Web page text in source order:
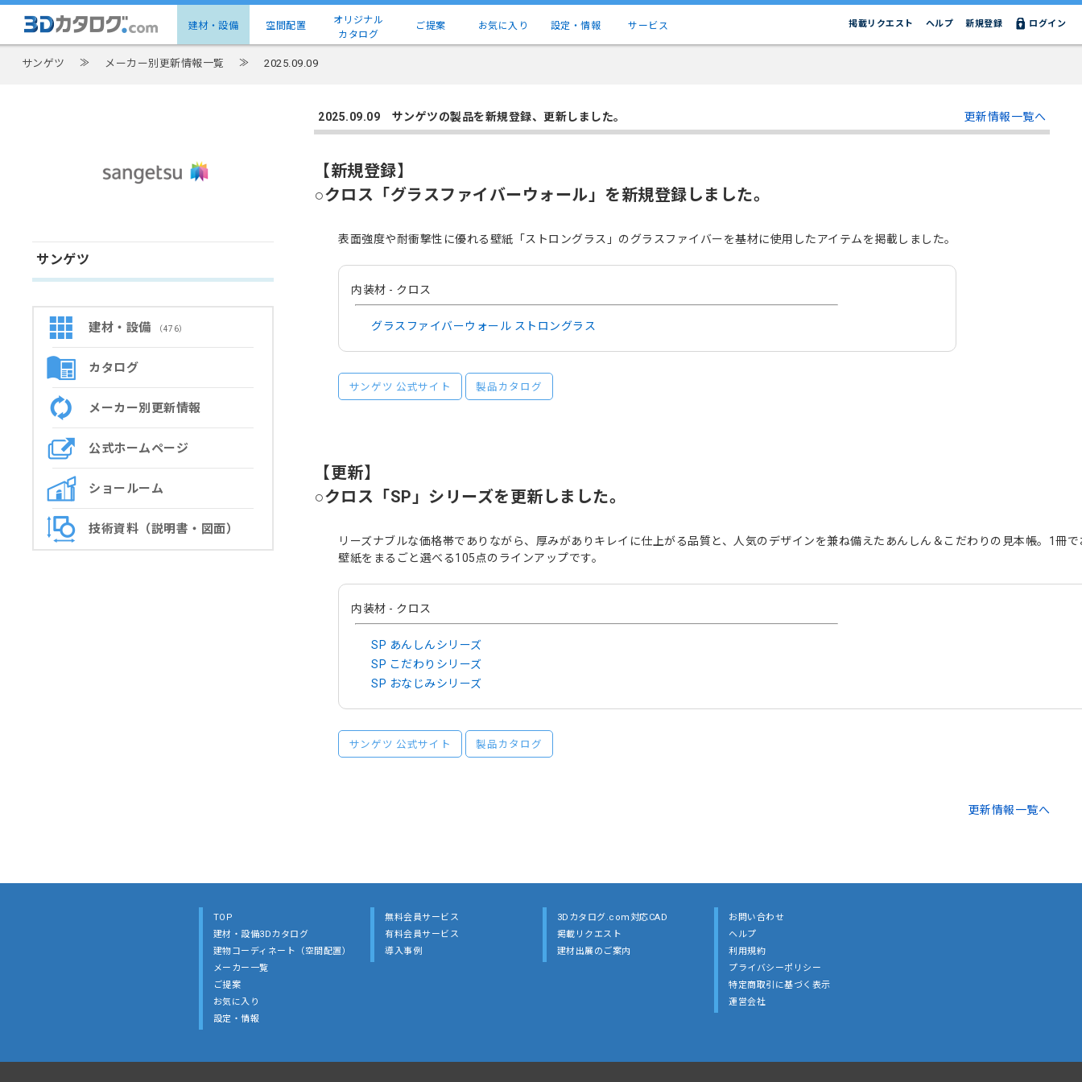
建材・設備 空間配置
オリジナル
カタログ
ご提案 お気に入り 設定・情報 サービス ログイン
新規登録
ヘルプ
掲載リクエスト
サンゲツ ≫ メーカー別更新情報一覧 ≫ 2025.09.09
サンゲツ
建材・設備 （476）
カタログ
メーカー別更新情報
公式ホームページ
ショールーム
技術資料（説明書・図面）
2025.09.09 サンゲツの製品を新規登録、更新しました。 更新情報一覧へ
【新規登録】
○クロス「グラスファイバーウォール」を新規登録しました。
表面強度や耐衝撃性に優れる壁紙「ストロングラス」のグラスファイバーを基材に使用したアイテムを掲載しました。
内装材 - クロス
グラスファイバーウォール ストロングラス
サンゲツ 公式サイト 製品カタログ
【更新】
○クロス「SP」シリーズを更新しました。
リーズナブルな価格帯でありながら、厚みがありキレイに仕上がる品質と、人気のデザインを兼ね備えたあんしん＆こだわりの見本帳。1冊で
壁紙をまるごと選べる105点のラインアップです。
内装材 - クロス
SP あんしんシリーズ
SP こだわりシリーズ
SP おなじみシリーズ
サンゲツ 公式サイト 製品カタログ
更新情報一覧へ
TOP
建材・設備3Dカタログ
建物コーディネート（空間配置）
メーカー一覧
ご提案
お気に入り
設定・情報
無料会員サービス
有料会員サービス
導入事例
3Dカタログ.com対応CAD
掲載リクエスト
建材出展のご案内
お問い合わせ
ヘルプ
利用規約
プライバシーポリシー
特定商取引に基づく表示
運営会社